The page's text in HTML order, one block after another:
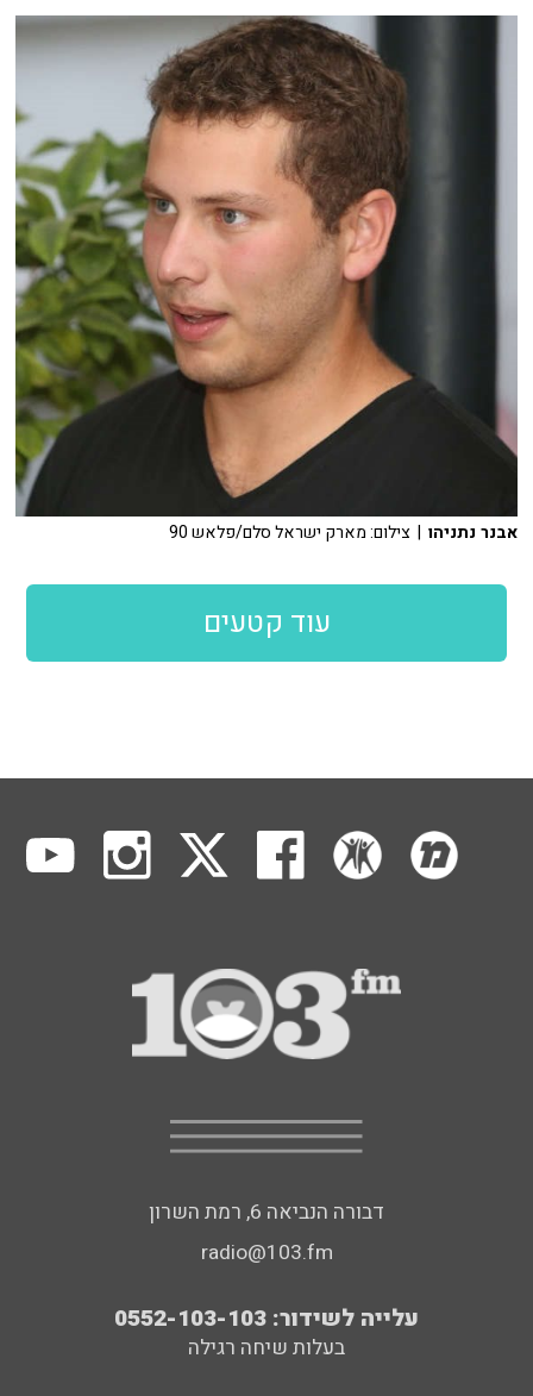
אבנר נתניהו | צילום: מארק ישראל סלם/פלאש 90
עוד קטעים
דבורה הנביאה 6, רמת השרון
radio@103.fm
עלייה לשידור: 0552-103-103
בעלות שיחה רגילה